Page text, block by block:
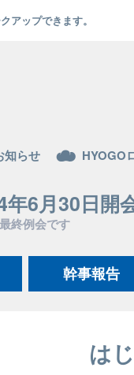
アップできます。
知らせ HYOGO
年6月30日開
終例会です
幹事報告
は